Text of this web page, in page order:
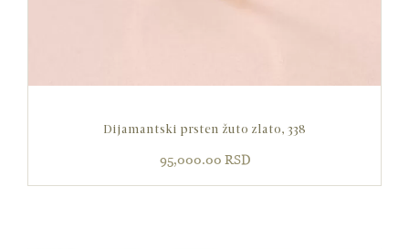
Dijamantski prsten žuto zlato, 338
95,000.00 RSD